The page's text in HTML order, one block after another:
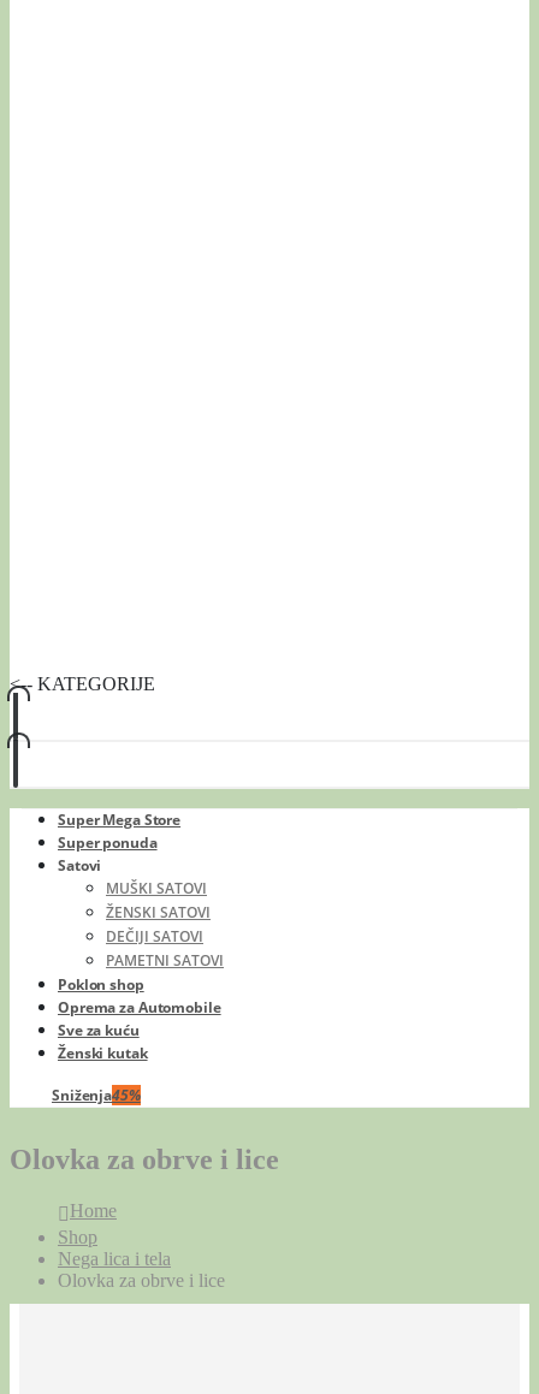
<-- KATEGORIJE
Super Mega Store
Super ponuda
Satovi
MUŠKI SATOVI
ŽENSKI SATOVI
DEČIJI SATOVI
PAMETNI SATOVI
Poklon shop
Oprema za Automobile
Sve za kuću
Ženski kutak
Sniženja45%
Olovka za obrve i lice
Home
Shop
Nega lica i tela
Olovka za obrve i lice